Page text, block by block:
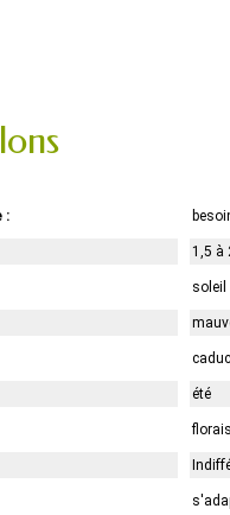
:
1,5 à
soleil
caduc
été